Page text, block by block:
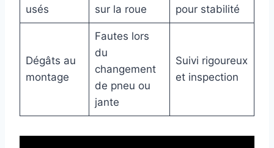
usés
sur la roue
pour stabilité
Dégâts au
montage
Fautes lors
du
changement
de pneu ou
jante
Suivi rigoureux
et inspection